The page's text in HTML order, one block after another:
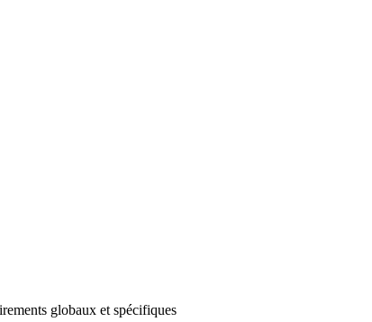
globaux et spécifiques